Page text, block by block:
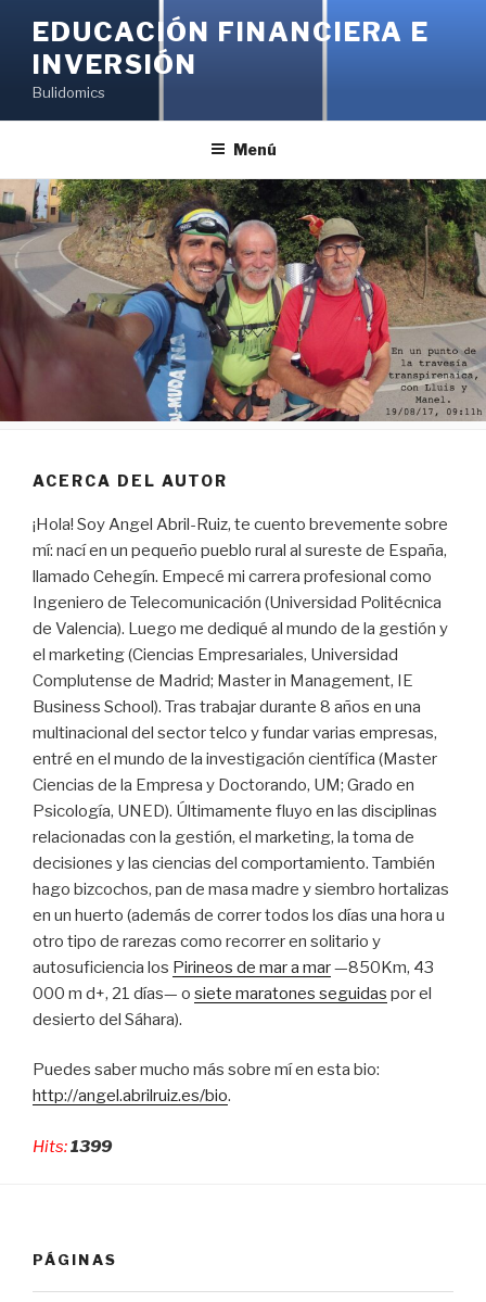
contenido
EDUCACIÓN FINANCIERA E
INVERSIÓN
Bulidomics
Menú
ACERCA DEL AUTOR
¡Hola! Soy Angel Abril-Ruiz, te cuento brevemente sobre
mí: nací en un pequeño pueblo rural al sureste de España,
llamado Cehegín. Empecé mi carrera profesional como
Ingeniero de Telecomunicación (Universidad Politécnica
de Valencia). Luego me dediqué al mundo de la gestión y
el marketing (Ciencias Empresariales, Universidad
Complutense de Madrid; Master in Management, IE
Business School). Tras trabajar durante 8 años en una
multinacional del sector telco y fundar varias empresas,
entré en el mundo de la investigación científica (Master
Ciencias de la Empresa y Doctorando, UM; Grado en
Psicología, UNED). Últimamente fluyo en las disciplinas
relacionadas con la gestión, el marketing, la toma de
decisiones y las ciencias del comportamiento. También
hago bizcochos, pan de masa madre y siembro hortalizas
en un huerto (además de correr todos los días una hora u
otro tipo de rarezas como recorrer en solitario y
autosuficiencia los Pirineos de mar a mar—850Km, 43
000 m d+, 21 días— o siete maratones seguidas por el
desierto del Sáhara).
Puedes saber mucho más sobre mí en esta bio:
http://angel.abrilruiz.es/bio.
Hits:1399
PÁGINAS